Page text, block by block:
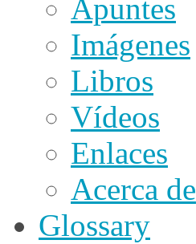
Apuntes
Imágenes
Libros
Vídeos
Enlaces
Acerca de
Glossary